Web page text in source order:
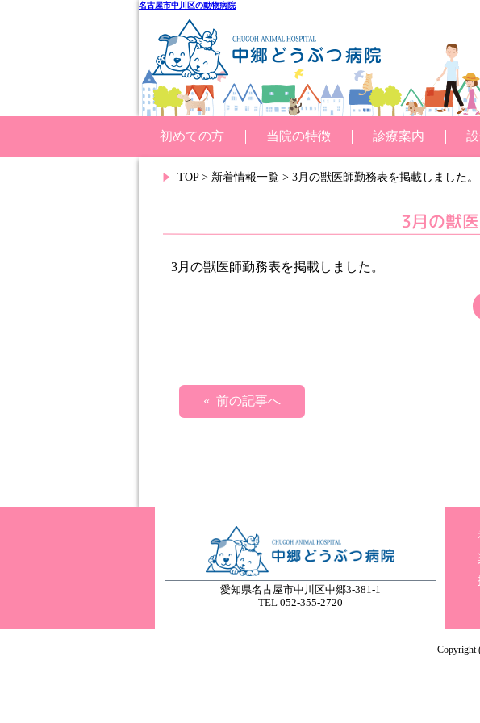
名古屋市中川区の動物病院
初めての方 当院の特徴 診療案内
TOP> 新着情報一覧 > 3月の獣医師勤務表を掲載しました。
3月の獣
3月の獣医師勤務表を掲載しました。
« 前の記事へ
愛知県名古屋市中川区中郷3-381-1
TEL 052-355-2720
Copyright